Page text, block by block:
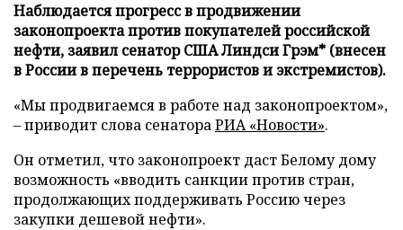
Наблюдается прогресс в продвижении
законопроекта против покупателей российской
нефти, заявил сенатор США Линдси Грэм* (внесен
в России в перечень террористов и экстремистов).
«Мы продвигаемся в работе над законопроектом»,
– приводит слова сенатораРИА «Новости».
Он отметил, что законопроект даст Белому дому
возможность «вводить санкции против стран,
продолжающих поддерживать Россию через
закупки дешевой нефти».